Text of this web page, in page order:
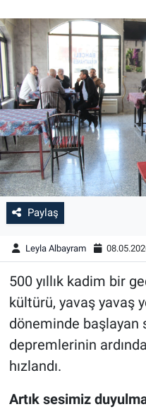
Paylaş
Leyla Albayram
500 yıllık kadim bir
kültürü, yavaş yavaş
döneminde başlayan
depremlerinin
hızlandı.
Artık sesimiz
KÜLTÜR - SANAT